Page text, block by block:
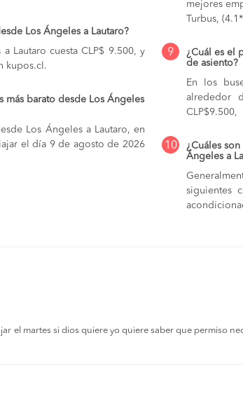
Los Ángeles a Lautaro?
Lautaro cuesta CLP$ 9.500, y
kupos.cl.
más barato desde Los Ángeles
Los Ángeles a Lautaro, en
el día 9 de agosto de 2026
mejores
Turbus,
9
¿Cuál es el
de asiento?
En los
alrededor
CLP$9.500,
10
¿Cuáles
Ángeles a
siguientes
el martes si dios quiere yo quiere saber que permiso